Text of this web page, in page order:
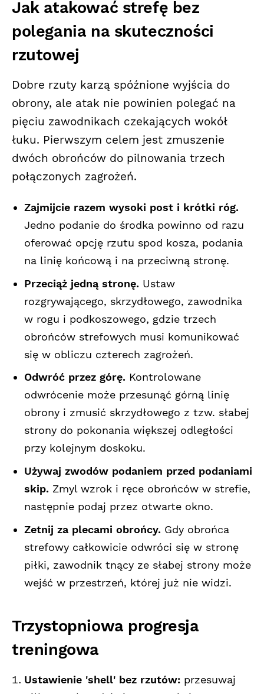
Jak atakować strefę bez
polegania na skuteczności
rzutowej
Dobre rzuty karzą spóźnione wyjścia do
obrony, ale atak nie powinien polegać na
pięciu zawodnikach czekających wokół
łuku. Pierwszym celem jest zmuszenie
dwóch obrońców do pilnowania trzech
połączonych zagrożeń.
Zajmijcie razem wysoki post i krótki róg.
Jedno podanie do środka powinno od razu
oferować opcję rzutu spod kosza, podania
na linię końcową i na przeciwną stronę.
Przeciąż jedną stronę. Ustaw
rozgrywającego, skrzydłowego, zawodnika
w rogu i podkoszowego, gdzie trzech
obrońców strefowych musi komunikować
się w obliczu czterech zagrożeń.
Odwróć przez górę. Kontrolowane
odwrócenie może przesunąć górną linię
obrony i zmusić skrzydłowego z tzw. słabej
strony do pokonania większej odległości
przy kolejnym doskoku.
Używaj zwodów podaniem przed podaniami
skip. Zmyl wzrok i ręce obrońców w strefie,
następnie podaj przez otwarte okno.
Zetnij za plecami obrońcy. Gdy obrońca
strefowy całkowicie odwróci się w stronę
piłki, zawodnik tnący ze słabej strony może
wejść w przestrzeń, której już nie widzi.
Trzystopniowa progresja
treningowa
Ustawienie 'shell' bez rzutów:przesuwaj